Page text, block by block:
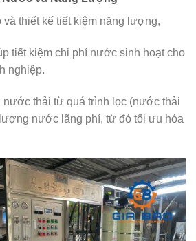
thiết kế tiết kiệm năng lượng,
tiết kiệm chi phí nước sinh hoạt cho
nghiệp.
nước thải từ quá trình lọc (nước thải
nước lãng phí, từ đó tối ưu hóa